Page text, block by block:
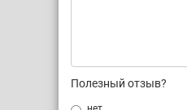
Полезный отзыв?